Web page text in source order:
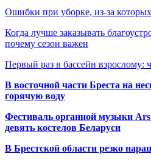
Ошибки при уборке, из-за которых
Когда лучше заказывать
почему сезон важен
Первый раз в бассейн взрослому:
В восточной части Бреста на
горячую воду
Фестиваль органной музыки
девять костелов Беларуси
В Брестской области резко